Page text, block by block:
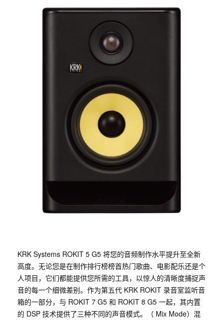
KRK Systems ROKIT 5 G5 将您的音频制作水平提升至全新
高度。无论您是在制作排行榜榜首热门歌曲、电影配乐还是个
人项目，它们都能提供您所需的工具，以惊人的清晰度捕捉声
音的每一个细微差别。作为第五代 KRK ROKIT 录音室监听音
箱的一部分，与 ROKIT 7 G5 和 ROKIT 8 G5 一起，其内置
的 DSP 技术提供了三种不同的声音模式。（ Mix Mode）混